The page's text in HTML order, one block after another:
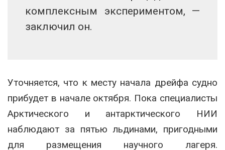
комплексным экспериментом, —
заключил он.
Уточняется, что к месту начала дрейфа судно
прибудет в начале октября. Пока специалисты
Арктического и антарктического НИИ
наблюдают за пятью льдинами, пригодными
для размещения научного лагеря.